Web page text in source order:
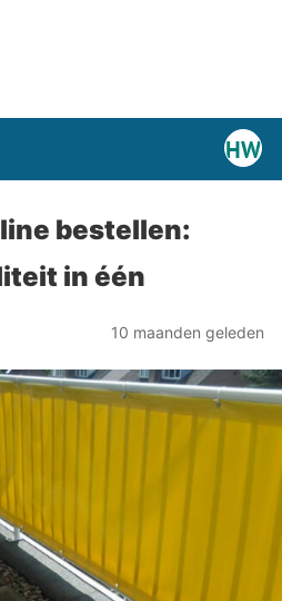
bestellen:
in één
10 maanden geleden